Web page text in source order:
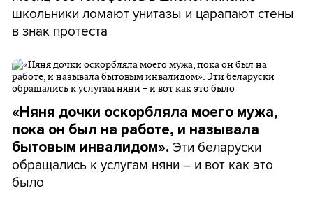
школьники ломают унитазы и царапают стены
в знак протеста
«Няня дочки оскорбляла моего мужа,
пока он был на работе, и называла
бытовым инвалидом». Эти беларуски
обращались к услугам няни – и вот как это
было